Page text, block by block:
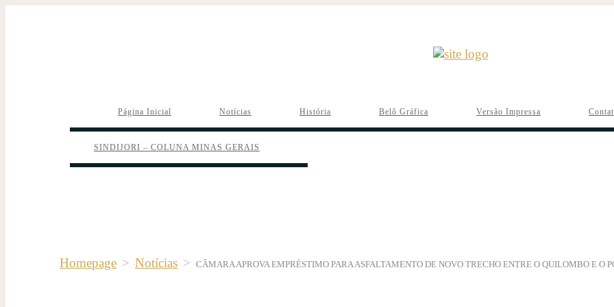
Página Inicial Notícias História Belô Gráfica Versão Impressa
SINDIJORI – COLUNA MINAS GERAIS
Homepage > Notícias > CÂMARA APROVA EMPRÉSTIMO PARA ASFALTAMENTO DE NOVO TRECHO ENTRE O QUILOMBO E O